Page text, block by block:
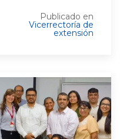
Publicado en
Vicerrectoría de
extensión